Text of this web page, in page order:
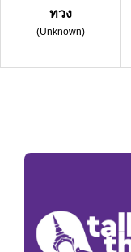
ทวง
(Unknown)